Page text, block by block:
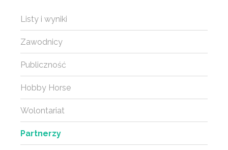
Listy i wyniki
Zawodnicy
Publiczność
Hobby Horse
Wolontariat
Partnerzy